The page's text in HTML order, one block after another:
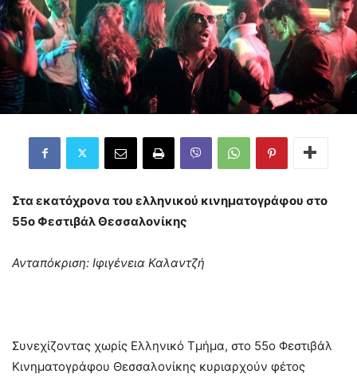
Στα εκατόχρονα του ελληνικού κινηματογράφου στο
55ο Φεστιβάλ Θεσσαλονίκης
Ανταπόκριση: Ιφιγένεια Καλαντζή
Συνεχίζοντας χωρίς Ελληνικό Τμήμα, στο 55ο Φεστιβάλ
Κινηματογράφου Θεσσαλονίκης κυριαρχούν φέτος